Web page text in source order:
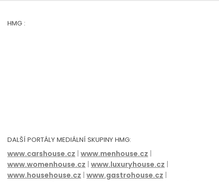
HMG :
DALŠÍ PORTÁLY MEDIÁLNÍ SKUPINY HMG:
www.carshouse.cz www.menhouse.cz
www.womenhouse.cz www.luxuryhouse.cz
www.househouse.cz www.gastrohouse.cz